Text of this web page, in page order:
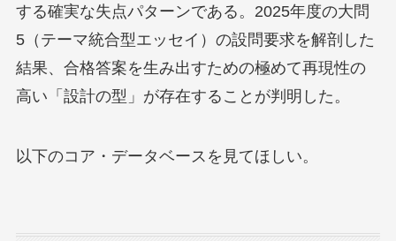
する確実な失点パターンである。2025年度の大問
5（テーマ統合型エッセイ）の設問要求を解剖した
結果、合格答案を生み出すための極めて再現性の
高い「設計の型」が存在することが判明した。
以下のコア・データベースを見てほしい。